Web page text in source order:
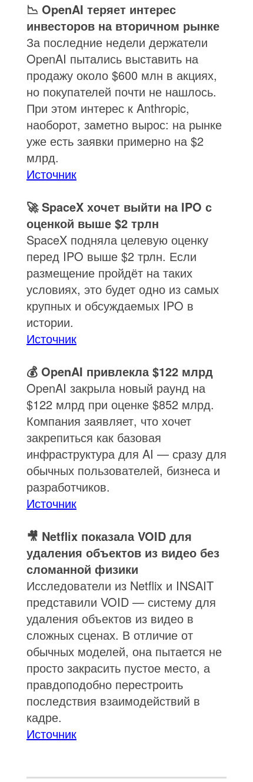
📉 OpenAI теряет интерес
инвесторов на вторичном рынке
За последние недели держатели
OpenAI пытались выставить на
продажу около $600 млн в акциях,
но покупателей почти не нашлось.
При этом интерес к Anthropic,
наоборот, заметно вырос: на рынке
уже есть заявки примерно на $2
млрд.
Источник
🚀 SpaceX хочет выйти на IPO с
оценкой выше $2 трлн
SpaceX подняла целевую оценку
перед IPO выше $2 трлн. Если
размещение пройдёт на таких
условиях, это будет одно из самых
крупных и обсуждаемых IPO в
истории.
Источник
💰 OpenAI привлекла $122 млрд
OpenAI закрыла новый раунд на
$122 млрд при оценке $852 млрд.
Компания заявляет, что хочет
закрепиться как базовая
инфраструктура для AI — сразу для
обычных пользователей, бизнеса и
разработчиков.
Источник
🎥 Netflix показала VOID для
удаления объектов из видео без
сломанной физики
Исследователи из Netflix и INSAIT
представили VOID — систему для
удаления объектов из видео в
сложных сценах. В отличие от
обычных моделей, она пытается не
просто закрасить пустое место, а
правдоподобно перестроить
последствия взаимодействий в
кадре.
Источник